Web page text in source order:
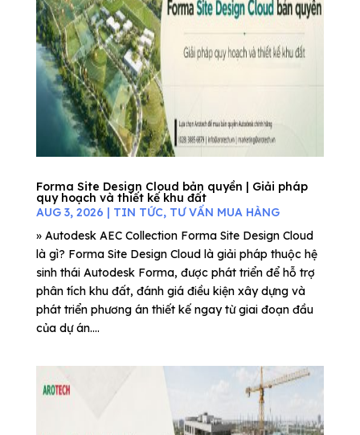
Forma Site Design Cloud bản quyền | Giải pháp
quy hoạch và thiết kế khu đất
AUG 3, 2026 | TIN TỨC, TƯ VẤN MUA HÀNG
» Autodesk AEC Collection Forma Site Design Cloud
là gì? Forma Site Design Cloud là giải pháp thuộc hệ
sinh thái Autodesk Forma, được phát triển để hỗ trợ
phân tích khu đất, đánh giá điều kiện xây dựng và
phát triển phương án thiết kế ngay từ giai đoạn đầu
của dự án....